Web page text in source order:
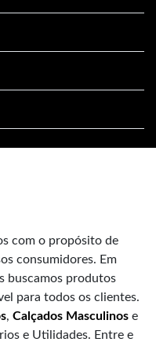
com o propósito de
consumidores. Em
buscamos produtos
para todos os clientes.
, Calçados Masculinos e
e Utilidades. Entre e